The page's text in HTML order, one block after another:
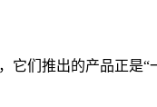
们推出的产品正是“